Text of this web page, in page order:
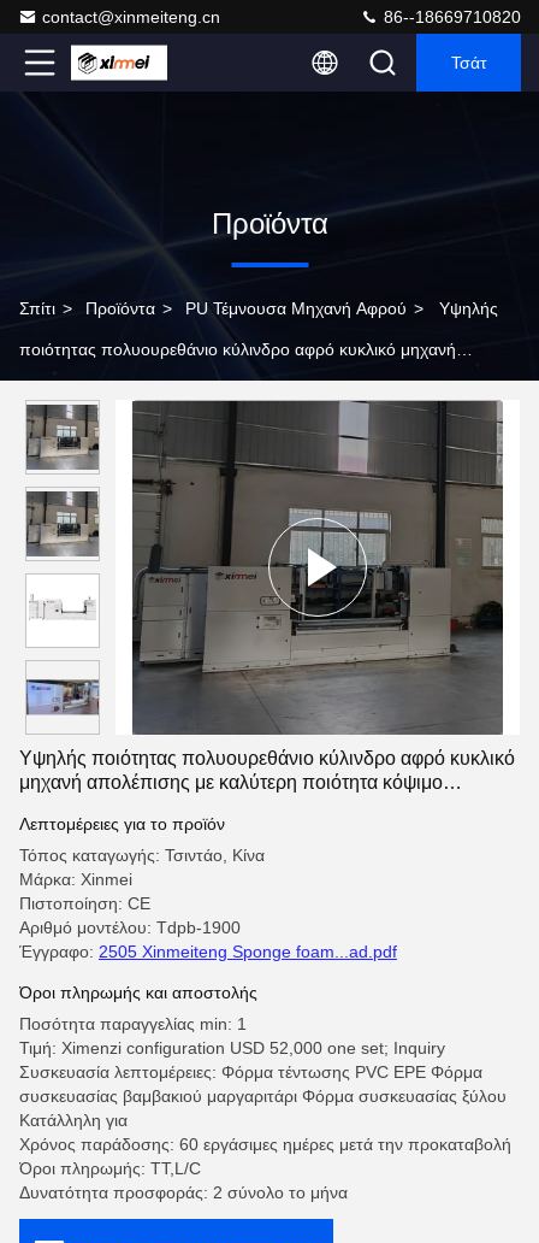
contact@xinmeiteng.cn 86--18669710820
Τσάτ
Προϊόντα
Σπίτι > Προϊόντα > PU Τέμνουσα Μηχανή Αφρού > Υψηλής
ποιότητας πολυουρεθάνιο κύλινδρο αφρό κυκλικό μηχανή
συλλέκτη σκόνης σε ένα
Υψηλής ποιότητας πολυουρεθάνιο κύλινδρο αφρό κυκλικό
μηχανή απολέπισης με καλύτερη ποιότητα κόψιμο
Λεπτομέρειες για το προϊόν
Τόπος καταγωγής: Τσιντάο, Κίνα
Μάρκα: Xinmei
Πιστοποίηση: CE
Αριθμό μοντέλου: Tdpb-1900
Έγγραφο: 2505 Xinmeiteng Sponge foam...ad.pdf
Όροι πληρωμής και αποστολής
Ποσότητα παραγγελίας min: 1
Τιμή: Ximenzi configuration USD 52,000 one set; Inquiry
Συσκευασία λεπτομέρειες: Φόρμα τέντωσης PVC EPE Φόρμα
συσκευασίας βαμβακιού μαργαριτάρι Φόρμα συσκευασίας ξύλου
Κατάλληλη για
Χρόνος παράδοσης: 60 εργάσιμες ημέρες μετά την προκαταβολή
Όροι πληρωμής: TT,L/C
Δυνατότητα προσφοράς: 2 σύνολο το μήνα